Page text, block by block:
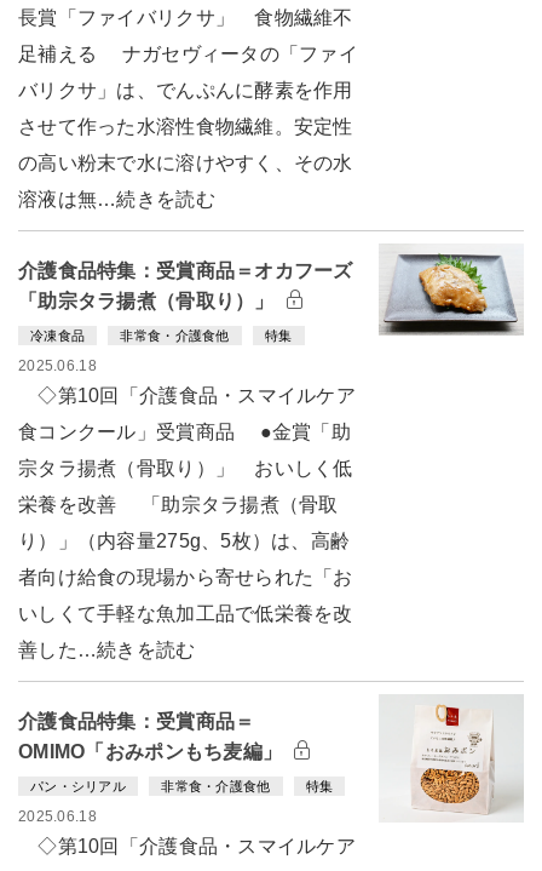
長賞「ファイバリクサ」 食物繊維不
足補える ナガセヴィータの「ファイ
バリクサ」は、でんぷんに酵素を作用
させて作った水溶性食物繊維。安定性
の高い粉末で水に溶けやすく、その水
溶液は無…続きを読む
介護食品特集：受賞商品＝オカフーズ
「助宗タラ揚煮（骨取り）」
冷凍食品 非常食・介護食他 特集
2025.06.18
◇第10回「介護食品・スマイルケア
食コンクール」受賞商品 ●金賞「助
宗タラ揚煮（骨取り）」 おいしく低
栄養を改善 「助宗タラ揚煮（骨取
り）」（内容量275g、5枚）は、高齢
者向け給食の現場から寄せられた「お
いしくて手軽な魚加工品で低栄養を改
善した…続きを読む
介護食品特集：受賞商品＝
OMIMO「おみポンもち麦編」
パン・シリアル 非常食・介護食他 特集
2025.06.18
◇第10回「介護食品・スマイルケア